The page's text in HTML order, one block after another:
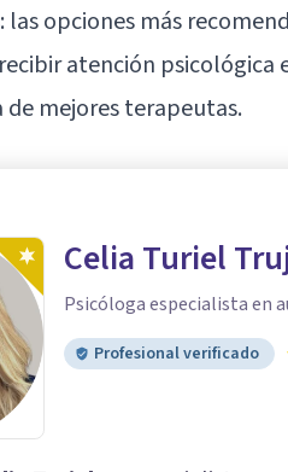
las opciones más
atención psicológica
mejores terapeutas.
Celia Turiel
Psicóloga especialista en
Profesional verificado